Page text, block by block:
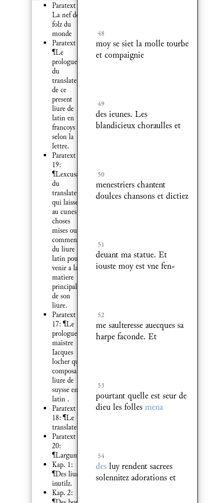
Paratext 1:
La nef des
folz du
monde
Paratext 9:
¶Le
prologue
du
translateur
de ce
present
liure de
latin en
francoys
selon la
lettre.
Paratext
19:
¶Lexcusation
du
translateur
qui laisse
au cunes
choses
mises ou
commencement
du liure
latin pour
venir a la
matiere
principalle
de son
liure.
Paratext
17: ¶Le
prologue de
maistre
Iacques
locher qui
composa ce
liure de
suysse en
latin .
Paratext
18: ¶Le
translateur.
Paratext
20:
¶Largument.
Kap. 1:
¶Des liures
inutilz.
Kap. 2:
48
moy se siet la molle tourbe
et compaignie
49
des ieunes. Les
blandicieux choraulles et
50
menestriers chantent
doulces chansons et dictiez
51
deuant ma statue. Et
iouste moy est vne fen⸗
52
me saulteresse auecques sa
harpe faconde. Et
53
pourtant quelle est seur de
dieu les folles mena
54
desluy rendent sacrees
solennitez adorations et